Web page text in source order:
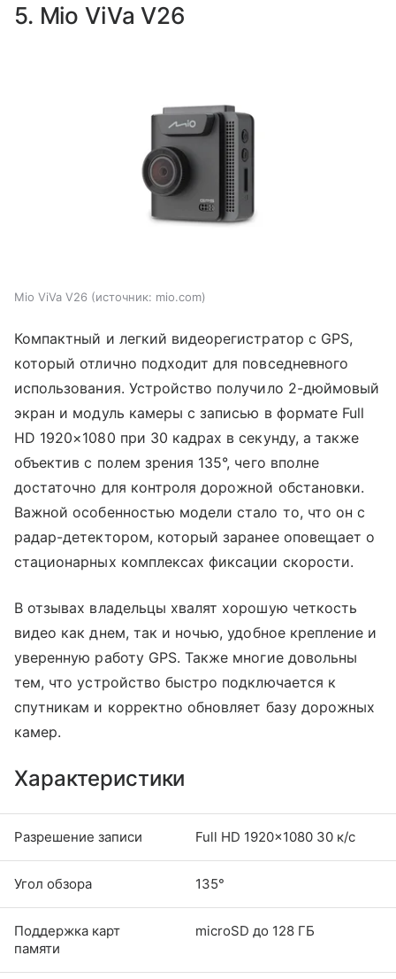
5. Mio ViVa V26
Mio ViVa V26 источник: mio.com
Компактный и легкий видеорегистратор с GPS,
который отлично подходит для повседневного
использования. Устройство получило 2-дюймовый
экран и модуль камеры с записью в формате Full
HD 1920×1080 при 30 кадрах в секунду, а также
объектив с полем зрения 135°, чего вполне
достаточно для контроля дорожной обстановки.
Важной особенностью модели стало то, что он с
радар-детектором, который заранее оповещает о
стационарных комплексах фиксации скорости.
В отзывах владельцы хвалят хорошую четкость
видео как днем, так и ночью, удобное крепление и
уверенную работу GPS. Также многие довольны
тем, что устройство быстро подключается к
спутникам и корректно обновляет базу дорожных
камер.
Характеристики
Разрешение записи Full HD 1920×1080 30 к/с
Угол обзора 135°
Поддержка карт
памяти
microSD до 128 ГБ